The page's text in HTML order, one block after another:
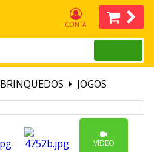
CONTA
BRINQUEDOS JOGOS
VÍDEO